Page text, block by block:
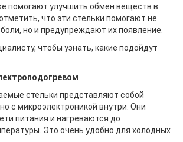
помогают улучшить обмен веществ в
что эти стельки помогают не
но и предупреждают их появление.
чтобы узнать, какие подойдут
стельки представляют собой
с микроэлектроникой внутри. Они
питания и нагреваются до
Это очень удобно для холодных